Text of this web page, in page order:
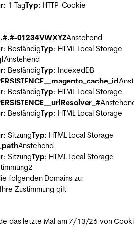
: 1 TagTyp: HTTP-Cookie
01234VWXYZAnstehend
: BeständigTyp: HTML Local Storage
Anstehend
: BeständigTyp: IndexedDB
: BeständigTyp: HTML Local Storage
: BeständigTyp: HTML Local Storage
: SitzungTyp: HTML Local Storage
Anstehend
: SitzungTyp: HTML Local Storage
2
folgenden Domains zu:
Zustimmung gilt:
das letzte Mal am 7/13/26 von